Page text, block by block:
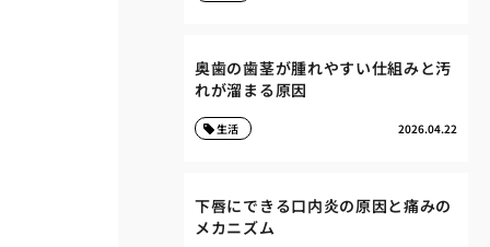
奥歯の歯茎が腫れやすい仕組みと汚
れが溜まる原因
2026.04.22
生活
下唇にできる口内炎の原因と痛みの
メカニズム